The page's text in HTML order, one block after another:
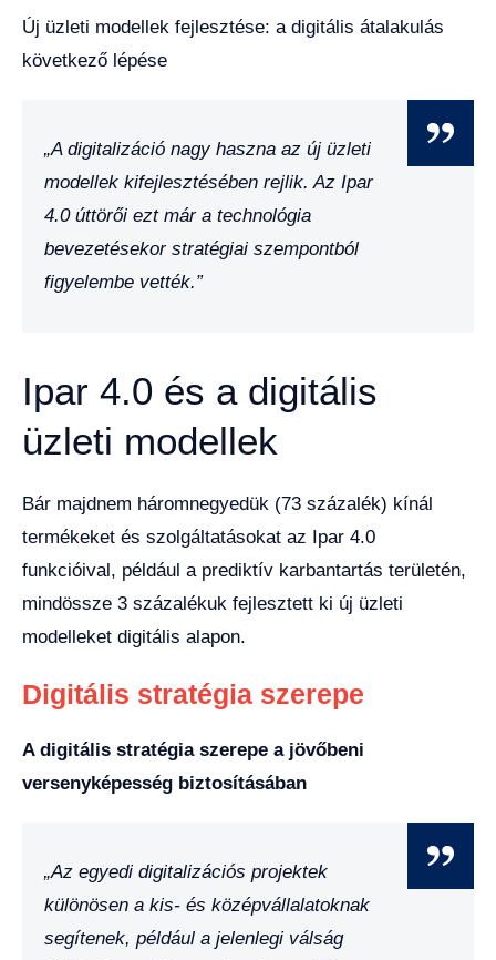
Új üzleti modellek fejlesztése: a digitális átalakulás
következő lépése
„A digitalizáció nagy haszna az új üzleti
modellek kifejlesztésében rejlik. Az Ipar
4.0 úttörői ezt már a technológia
bevezetésekor stratégiai szempontból
figyelembe vették.”
Ipar 4.0 és a digitális
üzleti modellek
Bár majdnem háromnegyedük (73 százalék) kínál
termékeket és szolgáltatásokat az Ipar 4.0
funkcióival, például a prediktív karbantartás területén,
mindössze 3 százalékuk fejlesztett ki új üzleti
modelleket digitális alapon.
Digitális stratégia szerepe
A digitális stratégia szerepe a jövőbeni
versenyképesség biztosításában
„Az egyedi digitalizációs projektek
különösen a kis- és középvállalatoknak
segítenek, például a jelenlegi válság